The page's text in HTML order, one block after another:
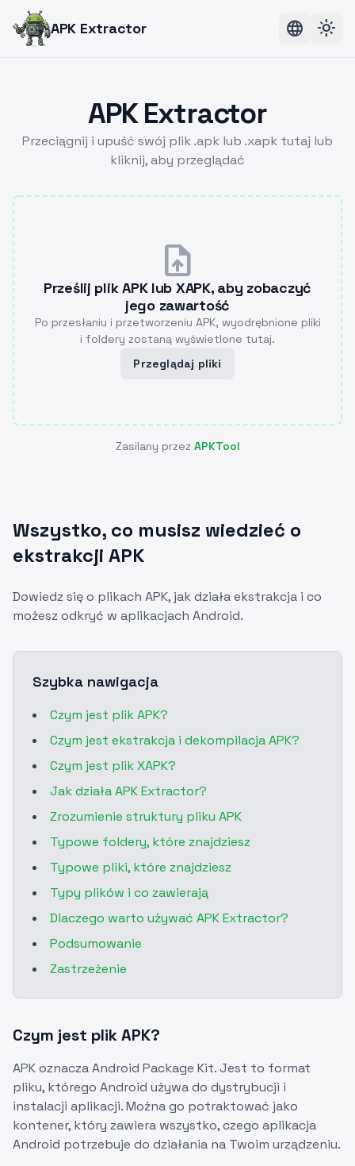
APK Extractor language light_mode
APK Extractor
Przeciągnij i upuść swój plik .apk lub .xapk tutaj lub
kliknij, aby przeglądać
upload_file
Prześlij plik APK lub XAPK, aby zobaczyć
jego zawartość
Po przesłaniu i przetworzeniu APK, wyodrębnione pliki
i foldery zostaną wyświetlone tutaj.
Przeglądaj pliki
Zasilany przez APKTool
Wszystko, co musisz wiedzieć o
ekstrakcji APK
Dowiedz się o plikach APK, jak działa ekstrakcja i co
możesz odkryć w aplikacjach Android.
Szybka nawigacja
Czym jest plik APK?
Czym jest ekstrakcja i dekompilacja APK?
Czym jest plik XAPK?
Jak działa APK Extractor?
Zrozumienie struktury pliku APK
Typowe foldery, które znajdziesz
Typowe pliki, które znajdziesz
Typy plików i co zawierają
Dlaczego warto używać APK Extractor?
Podsumowanie
Zastrzeżenie
Czym jest plik APK?
APK oznacza Android Package Kit. Jest to format
pliku, którego Android używa do dystrybucji i
instalacji aplikacji. Można go potraktować jako
kontener, który zawiera wszystko, czego aplikacja
Android potrzebuje do działania na Twoim urządzeniu.